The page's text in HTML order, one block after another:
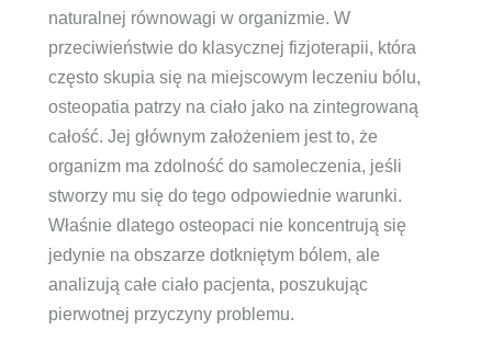
naturalnej równowagi w organizmie. W
przeciwieństwie do klasycznej fizjoterapii, która
często skupia się na miejscowym leczeniu bólu,
osteopatia patrzy na ciało jako na zintegrowaną
całość. Jej głównym założeniem jest to, że
organizm ma zdolność do samoleczenia, jeśli
stworzy mu się do tego odpowiednie warunki.
Właśnie dlatego osteopaci nie koncentrują się
jedynie na obszarze dotkniętym bólem, ale
analizują całe ciało pacjenta, poszukując
pierwotnej przyczyny problemu.